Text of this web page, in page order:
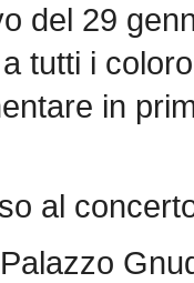
del 29
tutti i
in
al